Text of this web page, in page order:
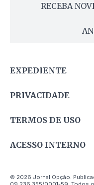
RECEBA
EXPEDIENTE
PRIVACIDADE
TERMOS DE USO
ACESSO INTERNO
© 2026 Jornal Opção.